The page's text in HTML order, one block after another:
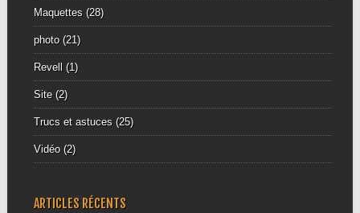
Maquettes(28)
photo(21)
Revell(1)
Site(2)
Trucs et astuces(25)
Vidéo(2)
ARTICLES RÉCENTS